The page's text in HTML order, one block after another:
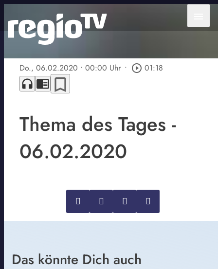
Do., 06.02.2020 • 00:00 Uhr • play_circle_outline 01:18
headphones chrome_reader_mode bookmark_border
Thema des Tages -
06.02.2020
Das könnte Dich auch